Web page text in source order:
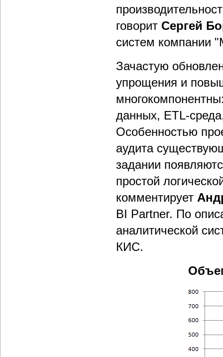
говорит Сергей
систем компании
Зачастую
упрощения и
данных, ETL-
Особенностью
аудита
задании
простой
комментирует
BI Partner. По
аналитической
КИС.